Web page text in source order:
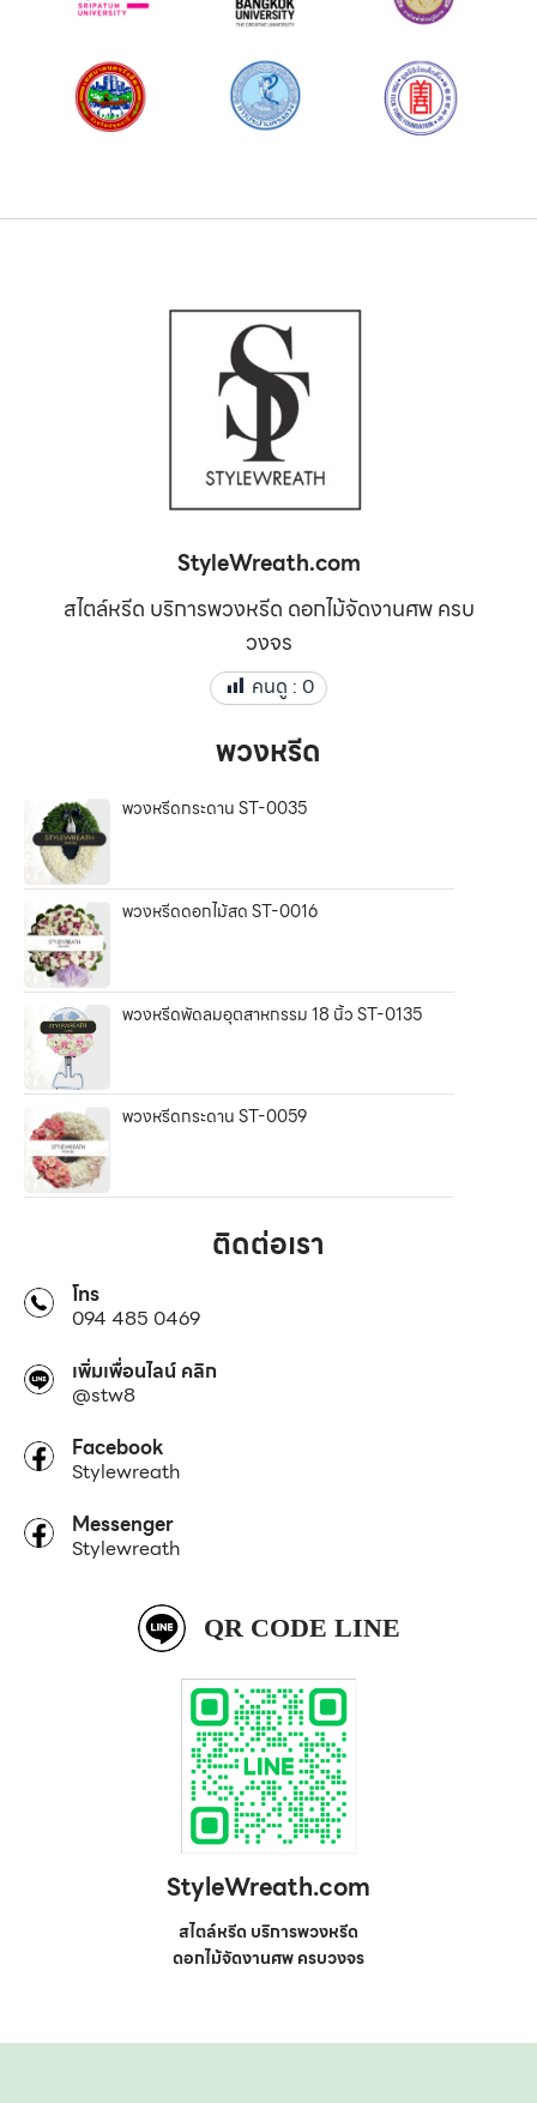
StyleWreath.com
สไตล์หรีด บริการพวงหรีด ดอกไม้จัดงานศพ ครบ
วงจร
คนดู : 0
พวงหรีด
พวงหรีดกระดาน ST-0035
พวงหรีดดอกไม้สด ST-0016
พวงหรีดพัดลมอุตสาหกรรม 18 นิ้ว ST-0135
พวงหรีดกระดาน ST-0059
ติดต่อเรา
โทร
094 485 0469
เพิ่มเพื่อนไลน์ คลิก
@stw8
Facebook
Stylewreath
Messenger
Stylewreath
QR CODE LINE
StyleWreath.com
สไตล์หรีด บริการพวงหรีด
ดอกไม้จัดงานศพ ครบวงจร